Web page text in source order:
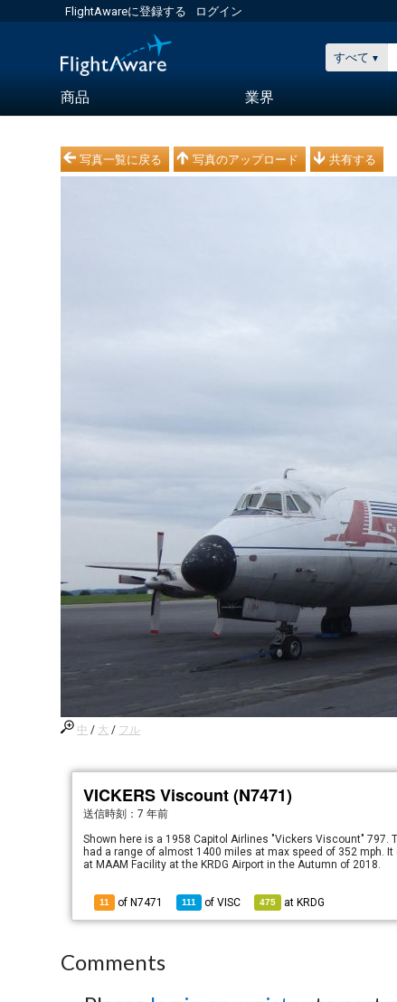
FlightAwareに登録する ログイン
すべて
商品 業界
写真一覧に戻る 写真のアップロード 共有する
中 / 大 / フル
VICKERS Viscount (N7471)
送信時刻：7 年前
Shown here is a 1958 Capitol Airlines "Vickers Viscount" 797.
had a range of almost 1400 miles at max speed of 352 mph.
at MAAM Facility at the KRDG Airport in the Autumn of 2018.
11 of N7471 111 ofVISC 475 at KRDG
Comments